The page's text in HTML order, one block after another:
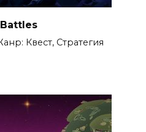
Квест, Стратегия